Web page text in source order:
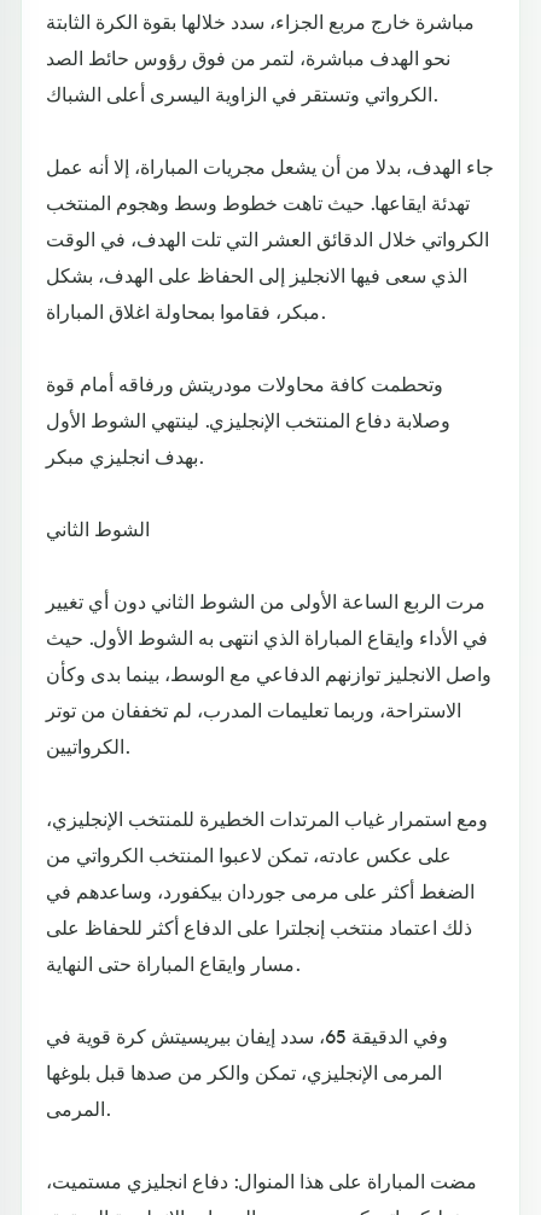
مباشرة خارج مربع الجزاء، سدد خلالها بقوة الكرة الثابتة
نحو الهدف مباشرة، لتمر من فوق رؤوس حائط الصد
الكرواتي وتستقر في الزاوية اليسرى أعلى الشباك.
جاء الهدف، بدلا من أن يشعل مجريات المباراة، إلا أنه عمل
تهدئة ايقاعها. حيث تاهت خطوط وسط وهجوم المنتخب
الكرواتي خلال الدقائق العشر التي تلت الهدف، في الوقت
الذي سعى فيها الانجليز إلى الحفاظ على الهدف، بشكل
مبكر، فقاموا بمحاولة اغلاق المباراة.
وتحطمت كافة محاولات مودريتش ورفاقه أمام قوة
وصلابة دفاع المنتخب الإنجليزي. لينتهي الشوط الأول
بهدف انجليزي مبكر.
الشوط الثاني
مرت الربع الساعة الأولى من الشوط الثاني دون أي تغيير
في الأداء وايقاع المباراة الذي انتهى به الشوط الأول. حيث
واصل الانجليز توازنهم الدفاعي مع الوسط، بينما بدى وكأن
الاستراحة، وربما تعليمات المدرب، لم تخففان من توتر
الكرواتيين.
ومع استمرار غياب المرتدات الخطيرة للمنتخب الإنجليزي،
على عكس عادته، تمكن لاعبوا المنتخب الكرواتي من
الضغط أكثر على مرمى جوردان بيكفورد، وساعدهم في
ذلك اعتماد منتخب إنجلترا على الدفاع أكثر للحفاظ على
مسار وايقاع المباراة حتى النهاية.
وفي الدقيقة 65، سدد إيفان بيريسيتش كرة قوية في
المرمى الإنجليزي، تمكن والكر من صدها قبل بلوغها
المرمى.
مضت المباراة على هذا المنوال: دفاع انجليزي مستميت،